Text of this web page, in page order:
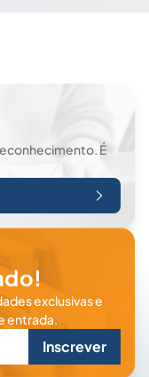
É
exclusivas e
entrada.
Inscrever